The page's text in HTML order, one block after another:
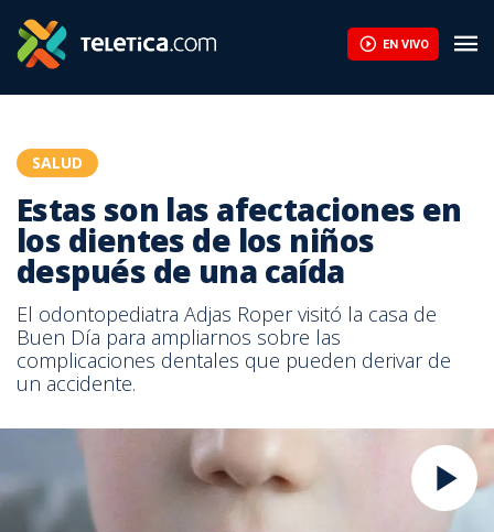
EN VIVO
SALUD
Estas son las afectaciones en
los dientes de los niños
después de una caída
El odontopediatra Adjas Roper visitó la casa de
Buen Día para ampliarnos sobre las
complicaciones dentales que pueden derivar de
un accidente.